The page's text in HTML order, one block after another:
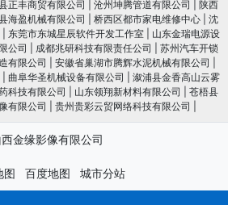
正丰商贸有限公司 沧州坤腾管道有限公司
陕西
海盈机械有限公司 桥西区都市家电维修中心
沈
东莞市东城星辰软件开发工作室
山东金瑞电源设
公司 成都兆研科技有限责任公司
苏州汽车开锁
有限公司 安徽省巢湖市腾辉水泥机械有限公司
曲阜华圣机械设备有限公司
溆浦县金香高山云雾
科技有限公司 山东领翔新材料有限公司
苍梧县
有限公司 贵州贵彩云贸网络科技有限公司
金缘影像有限公司
图 百度地图 城市分站